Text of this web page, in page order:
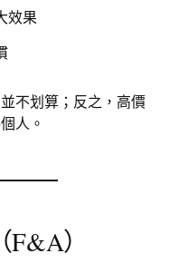
效果
不划算；反之，高價
人。
）